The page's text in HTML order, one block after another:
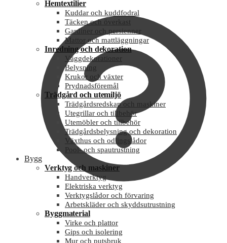
Hemtextilier
Kuddar och kuddfodral
Täcken och överkast
Gardiner och persienner
Mattor och mattläggningar
Inredning och dekoration
Väggdekorationer
Belysning
Krukor och växter
Prydnadsföremål
Trädgård och utemiljö
Trädgårdsredskap och maskiner
Utegrillar och tillbehör
Utemöbler och tillbehör
Trädgårdsbelysning och dekoration
Växthus och odlingslådor
Pool- och spautrustning
Bygg
Verktyg och maskiner
Handverktyg
Elektriska verktyg
Verktygslådor och förvaring
Arbetskläder och skyddsutrustning
Byggmaterial
Virke och plattor
Gips och isolering
Mur och putsbruk